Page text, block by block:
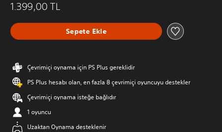
1.399,00 TL
Sepete Ekle
Çevrimiçi oynama için PS Plus gereklidir
PS Plus hesabı olan, en fazla 8 çevrimiçi oyuncuyu destekler
Çevrimiçi oynama isteğe bağlıdır
1 oyuncu
Uzaktan Oynama desteklenir